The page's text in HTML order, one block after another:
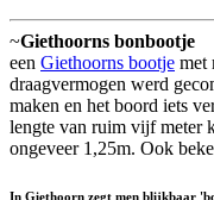
~Giethoorns bonbootje
een Giethoorns bootje met
draagvermogen werd
maken en het boord iets
lengte van ruim vijf meter
ongeveer 1,25m. Ook
In Giethoorn zegt men blijkbaar